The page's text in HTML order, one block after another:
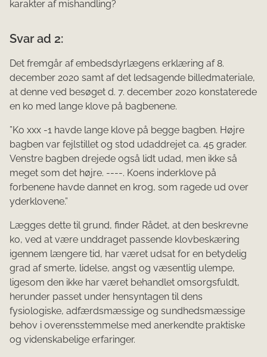
karakter af mishandling?
Svar ad 2:
Det fremgår af embedsdyrlægens erklæring af 8.
december 2020 samt af det ledsagende billedmateriale,
at denne ved besøget d. 7. december 2020 konstaterede
en ko med lange klove på bagbenene.
”Ko xxx -1 havde lange klove på begge bagben. Højre
bagben var fejlstillet og stod udaddrejet ca. 45 grader.
Venstre bagben drejede også lidt udad, men ikke så
meget som det højre. ----. Koens inderklove på
forbenene havde dannet en krog, som ragede ud over
yderklovene.”
Lægges dette til grund, finder Rådet, at den beskrevne
ko, ved at være unddraget passende klovbeskæring
igennem længere tid, har været udsat for en betydelig
grad af smerte, lidelse, angst og væsentlig ulempe,
ligesom den ikke har været behandlet omsorgsfuldt,
herunder passet under hensyntagen til dens
fysiologiske, adfærdsmæssige og sundhedsmæssige
behov i overensstemmelse med anerkendte praktiske
og videnskabelige erfaringer.